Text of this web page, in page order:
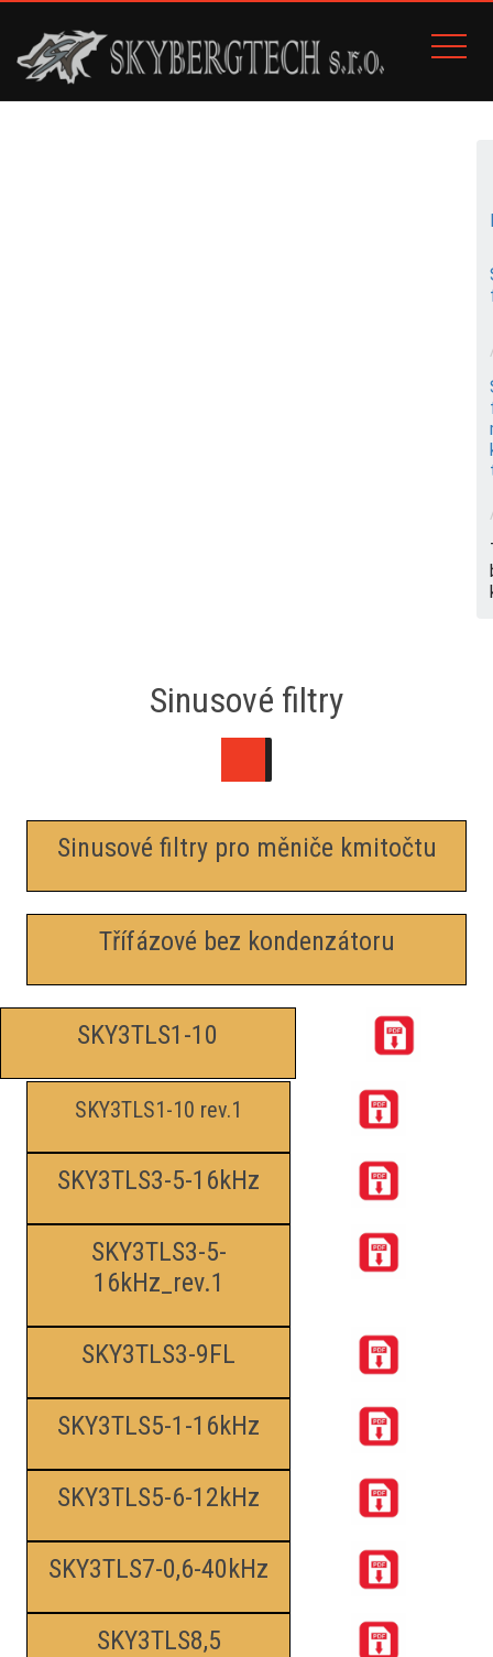
Sinusové filtry
Sinusové filtry pro měniče kmitočtu
Třífázové bez kondenzátoru
SKY3TLS1-10
SKY3TLS1-10 rev.1
SKY3TLS3-5-16kHz
SKY3TLS3-5-
16kHz_rev.1
SKY3TLS3-9FL
SKY3TLS5-1-16kHz
SKY3TLS5-6-12kHz
SKY3TLS7-0,6-40kHz
SKY3TLS8,5